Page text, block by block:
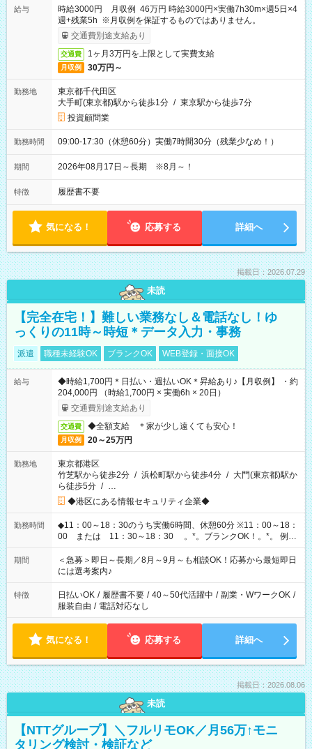
給与
時給3000円 月収例 46万円 時給3000円×実働7h30m×週5日×4
週+残業5h ※月収例を保証するものではありません。
交通費別途支給あり
交通費 1ヶ月3万円を上限として実費支給
月収例 30万円～
勤務地
東京都千代田区
大手町(東京都)駅から徒歩1分 / 東京駅から徒歩7分
投資顧問業
勤務時間 09:00-17:30（休憩60分）実働7時間30分（残業少なめ！）
期間 2026年08月17日～長期 ※8月～！
特徴 履歴書不要
気になる！ 応募する 詳細へ
掲載日：2026.07.29
未読
【完全在宅！】難しい業務なし＆電話なし！ゆ
っくりの11時～時短＊データ入力・事務
派遣 職種未経験OK ブランクOK WEB登録・面接OK
給与
◆時給1,700円＊日払い・週払いOK＊昇給あり♪【月収例】 ・約
204,000円 （時給1,700円 × 実働6h × 20日）
交通費別途支給あり
交通費 ◆全額支給 ＊家が少し遠くても安心！
月収例 20～25万円
勤務地
東京都港区
竹芝駅から徒歩2分 / 浜松町駅から徒歩4分 / 大門(東京都)駅か
ら徒歩5分 / …
◆港区にある情報セキュリティ企業◆
勤務時間
◆11：00～18：30のうち実働6時間、休憩60分 ※11：00～18：
00 または 11：30～18：30 。*。ブランクOK！。*。 例え
ば前職が、 在宅/財団法人/事務/コールセンター/受付/販売/カフェ
スタッフ スイーツ販売/ホテルフロント/化粧品販売/など 様々な
業界から入社して活躍されています♪
期間
＜急募＞即日～長期／8月～9月～も相談OK！応募から最短即日
には選考案内♪
特徴 日払いOK / 履歴書不要 / 40～50代活躍中 / 副業・WワークOK /
服装自由 / 電話対応なし
気になる！ 応募する 詳細へ
掲載日：2026.08.06
未読
【NTTグループ】＼フルリモOK／月56万↑モニ
タリング検討・検証など